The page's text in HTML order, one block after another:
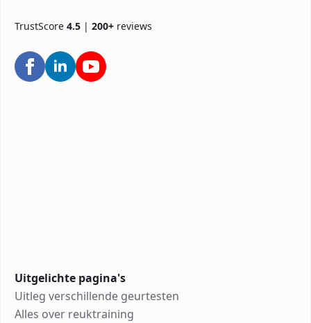
TrustScore 4.5 | 200+ reviews
Uitgelichte pagina's
Uitleg verschillende geurtesten
Alles over reuktraining